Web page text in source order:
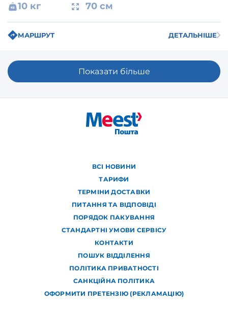
10 кг 70 см
МАРШРУТ ДЕТАЛЬНІШЕ
Показати більше
ВСІ НОВИНИ
ТАРИФИ
ТЕРМІНИ ДОСТАВКИ
ПИТАННЯ ТА ВІДПОВІДІ
ПОРЯДОК ПАКУВАННЯ
СТАНДАРТНІ УМОВИ СЕРВІСУ
КОНТАКТИ
ПОШУК ВІДДІЛЕННЯ
ПОЛІТИКА ПРИВАТНОСТІ
САНКЦІЙНА ПОЛІТИКА
ОФОРМИТИ ПРЕТЕНЗІЮ (РЕКЛАМАЦІЮ)